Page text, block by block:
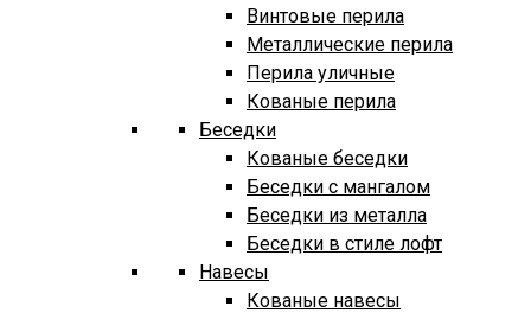
Винтовые перила
Металлические перила
Перила уличные
Кованые перила
Беседки
Кованые беседки
Беседки с мангалом
Беседки из металла
Беседки в стиле лофт
Навесы
Кованые навесы